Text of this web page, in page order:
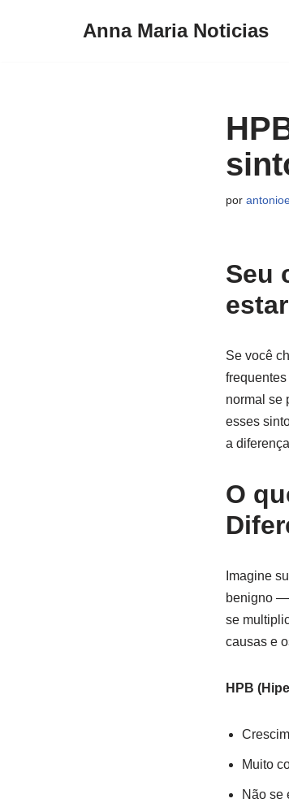
Anna Maria Noticias
por
Seu
Se você
normal se
esses
a
O
Imagine
benigno —
se
causas e
HPB
Muito
Não se